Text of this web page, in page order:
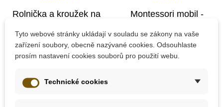
Rolnička a kroužek na
Přidat do košíku
Montessori mobil -
Přidat do košíku
Tyto webové stránky ukládají v souladu se zákony na vaše
zařízení soubory, obecně nazývané cookies. Odsouhlaste
prosím nastavení cookies souborů pro použití webu.
Technické cookies